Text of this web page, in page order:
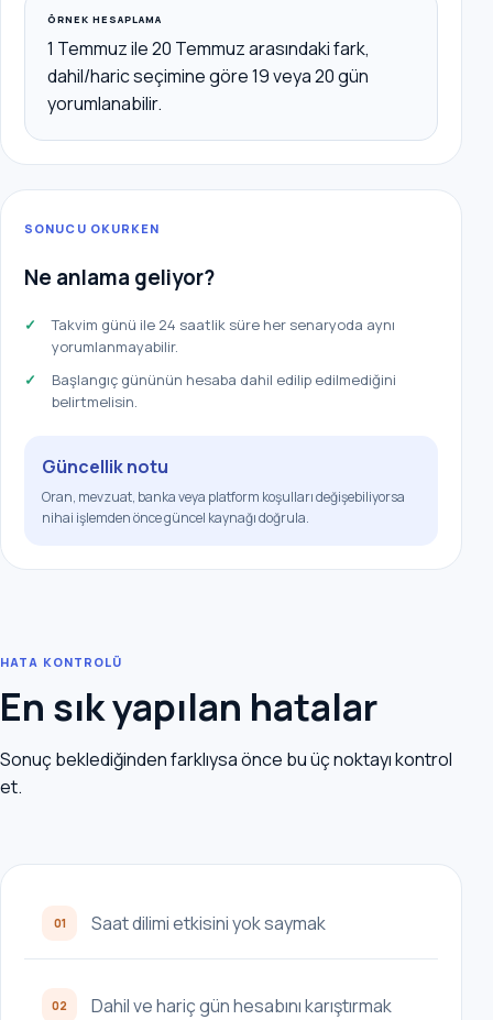
ÖRNEK HESAPLAMA
1 Temmuz ile 20 Temmuz arasındaki fark,
dahil/haric seçimine göre 19 veya 20 gün
yorumlanabilir.
SONUCU OKURKEN
Ne anlama geliyor?
Takvim günü ile 24 saatlik süre her senaryoda aynı
yorumlanmayabilir.
Başlangıç gününün hesaba dahil edilip edilmediğini
belirtmelisin.
Güncellik notu
Oran, mevzuat, banka veya platform koşulları değişebiliyorsa
nihai işlemden önce güncel kaynağı doğrula.
HATA KONTROLÜ
En sık yapılan hatalar
Sonuç beklediğinden farklıysa önce bu üç noktayı kontrol
et.
01 Saat dilimi etkisini yok saymak
02 Dahil ve hariç gün hesabını karıştırmak